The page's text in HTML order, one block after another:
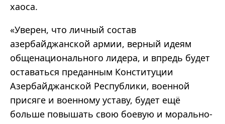
хаоса.
«Уверен, что личный состав
азербайджанской армии, верный идеям
общенационального лидера, и впредь будет
оставаться преданным Конституции
Азербайджанской Республики, военной
присяге и военному уставу, будет ещё
больше повышать свою боевую и морально-